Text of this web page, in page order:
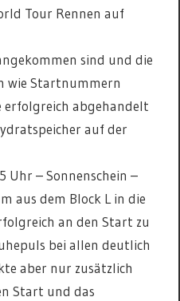
Tour Rennen auf
sind und die
wie Startnummern
erfolgreich abgehandelt
auf der
Uhr – Sonnenschein –
aus dem Block L in die
an den Start zu
bei allen deutlich
aber nur zusätzlich
Start und das